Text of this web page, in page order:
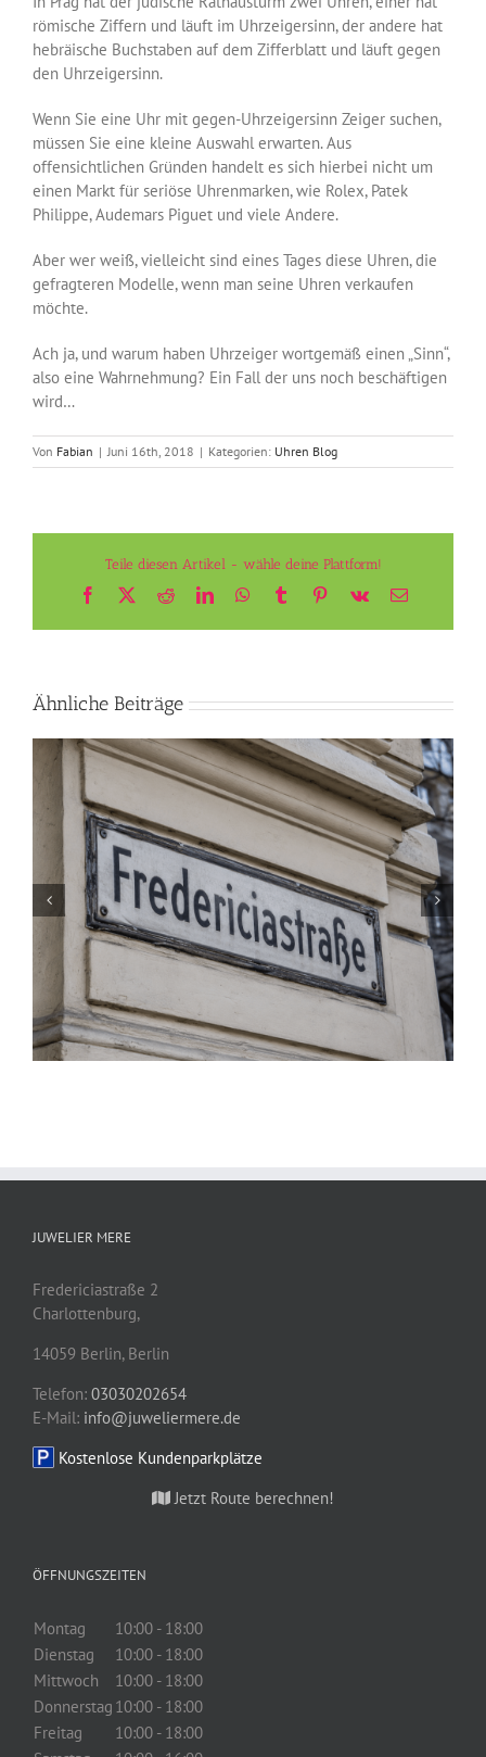
römische Ziffern und läuft im Uhrzeigersinn, der andere hat
hebräische Buchstaben auf dem Zifferblatt und läuft gegen
den Uhrzeigersinn.
Wenn Sie eine Uhr mit gegen-Uhrzeigersinn Zeiger suchen,
müssen Sie eine kleine Auswahl erwarten. Aus
offensichtlichen Gründen handelt es sich hierbei nicht um
einen Markt für seriöse Uhrenmarken, wie Rolex, Patek
Philippe,Audemars Piguet und viele Andere.
Aber wer weiß, vielleicht sind eines Tages diese Uhren, die
gefragteren Modelle, wenn man seine Uhren verkaufen
möchte.
Ach ja, und warum haben Uhrzeiger wortgemäß einen „Sinn“,
also eine Wahrnehmung? Ein Fall der uns noch beschäftigen
wird…
Von Fabian | Juni 16th, 2018 | Kategorien: Uhren Blog
Teile diesen Artikel - wähle deine Plattform!
Facebook
X RedditLinkedInWhatsApp
TumblrPinterest
Vk
E-
Ähnliche Beiträge
Luxusuhren
JUWELIER MERE
Fredericiastraße 2
Charlottenburg,
14059 Berlin, Berlin
Telefon: 03030202654
E-Mail: info@juweliermere.de
Kostenlose Kundenparkplätze
Jetzt Route berechnen!
ÖFFNUNGSZEITEN
Montag
10:00 - 18:00
Dienstag
10:00 - 18:00
Mittwoch
10:00 - 18:00
Donnerstag 10:00 - 18:00
Freitag
10:00 - 18:00